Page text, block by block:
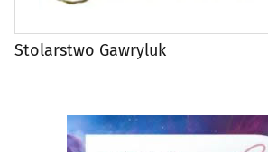
Stolarstwo Gawryluk